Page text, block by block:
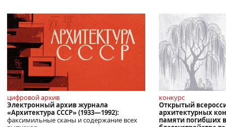
цифровой архив
Электронный архив журнала
«Архитектура СССР» (1933—1992):
факсимильные сканы и содержание всех
конкурс
Открытый
архитектурных
памяти погибших